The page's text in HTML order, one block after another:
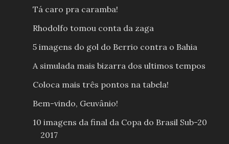
Tá caro pra caramba!
Rhodolfo tomou conta da zaga
5 imagens do gol do Berrio contra o Bahia
A simulada mais bizarra dos ultimos tempos
Coloca mais três pontos na tabela!
Bem-vindo, Geuvânio!
10 imagens da final da Copa do Brasil Sub-20
2017